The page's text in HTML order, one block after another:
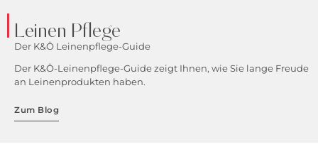
Leinen Pflege
Der K&Ö Leinenpflege-Guide
Der K&Ö-Leinenpflege-Guide zeigt Ihnen, wie Sie lange Freude
an Leinenprodukten haben.
Zum Blog